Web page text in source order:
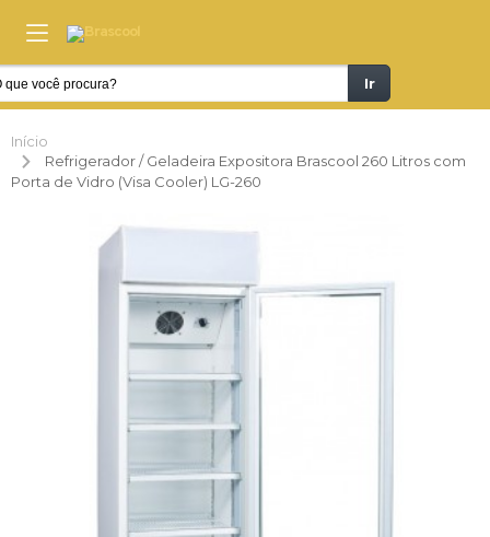
Ir
Início
Refrigerador / Geladeira Expositora Brascool 260 Litros com
Porta de Vidro (Visa Cooler) LG-260